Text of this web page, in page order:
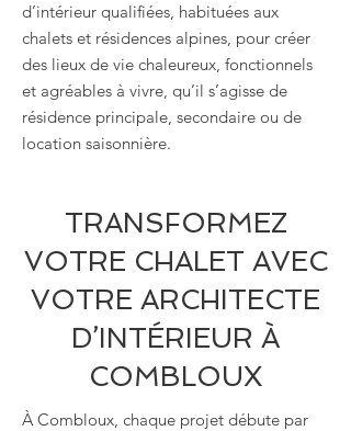
d’intérieur qualifiées, habituées aux
chalets et résidences alpines, pour créer
des lieux de vie chaleureux, fonctionnels
et agréables à vivre, qu’il s’agisse de
résidence principale, secondaire ou de
location saisonnière.
TRANSFORMEZ
VOTRE CHALET AVEC
VOTRE ARCHITECTE
D’INTÉRIEUR À
COMBLOUX
À Combloux, chaque projet débute par